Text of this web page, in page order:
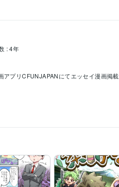
: 4年
アプリCFUNJAPANにてエッセイ漫画掲載